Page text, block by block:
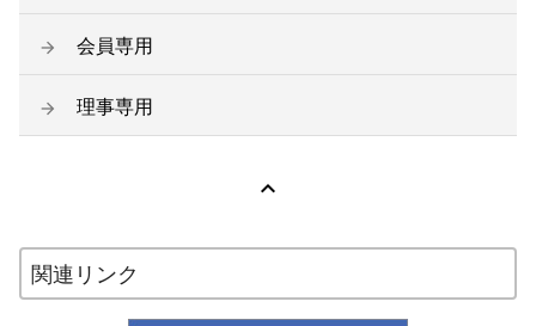
会員専用
理事専用

関連リンク